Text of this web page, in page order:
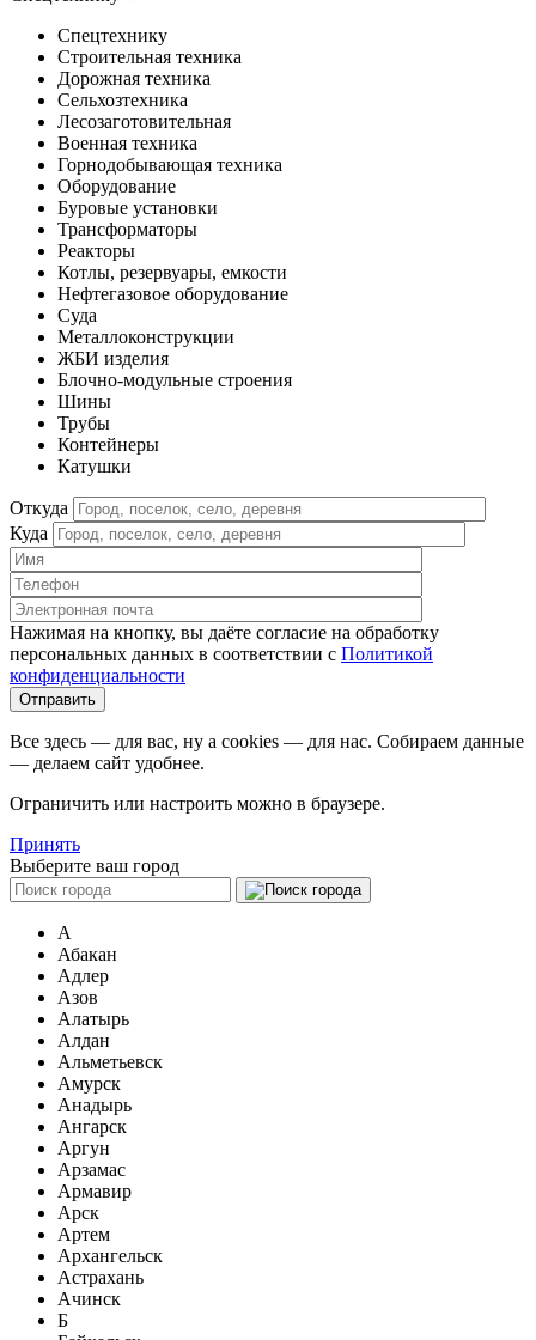
Спецтехнику
Строительная техника
Дорожная техника
Сельхозтехника
Лесозаготовительная
Военная техника
Горнодобывающая техника
Оборудование
Буровые установки
Трансформаторы
Реакторы
Котлы, резервуары, емкости
Нефтегазовое оборудование
Cуда
Металлоконструкции
ЖБИ изделия
Блочно-модульные строения
Шины
Трубы
Контейнеры
Катушки
Откуда
Куда
Нажимая на кнопку, вы даёте согласие на обработку
персональных данных в соответствии c Политикой
конфиденциальности
Все здесь — для вас, ну а cookies — для нас. Собираем данные
— делаем сайт удобнее.
Ограничить или настроить можно в браузере.
Принять
Выберите ваш город
А
Абакан
Адлер
Азов
Алатырь
Алдан
Альметьевск
Амурск
Анадырь
Ангарск
Аргун
Арзамас
Армавир
Арск
Артем
Архангельск
Астрахань
Ачинск
Б